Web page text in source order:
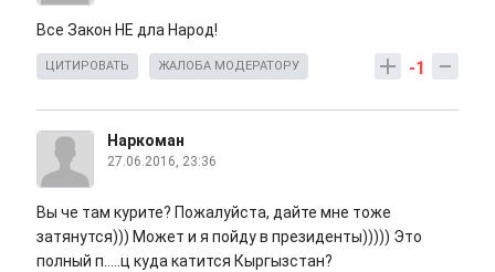
Все Закон НЕ дла Народ!
-1
ЦИТИРОВАТЬ ЖАЛОБА МОДЕРАТОРУ
Наркоман
27.06.2016, 23:36
Вы че там курите? Пожалуйста, дайте мне тоже
затянутся))) Может и я пойду в президенты))))) Это
полный п.....ц куда катится Кыргызстан?